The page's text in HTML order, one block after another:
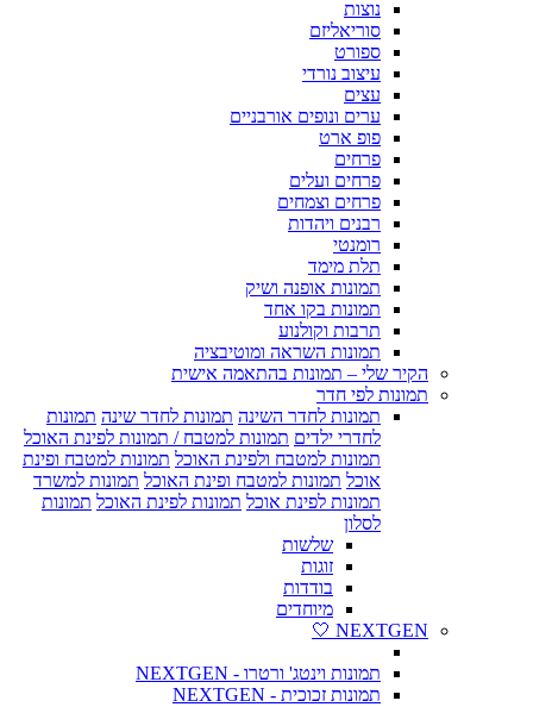
נוצות
סוריאליזם
ספורט
עיצוב נורדי
עצים
ערים ונופים אורבניים
פופ ארט
פרחים
פרחים ועלים
פרחים וצמחים
רבנים ויהדות
רומנטי
תלת מימד
תמונות אופנה ושיק
תמונות בקו אחד
תרבות וקולנוע
תמונות השראה ומוטיבציה
הקיר שלי – תמונות בהתאמה אישית
תמונות לפי חדר
תמונות לחדר השינה תמונות לחדר שינה תמונות
לחדרי ילדים תמונות למטבח / תמונות לפינת האוכל
תמונות למטבח ולפינת האוכל תמונות למטבח ופינת
אוכל תמונות למטבח ופינת האוכל תמונות למשרד
תמונות לפינת אוכל תמונות לפינת האוכל תמונות
לסלון
שלשות
זוגות
בודדות
מיוחדים
NEXTGEN 🤍
תמונות וינטג' ורטרו - NEXTGEN
תמונות זכוכית - NEXTGEN